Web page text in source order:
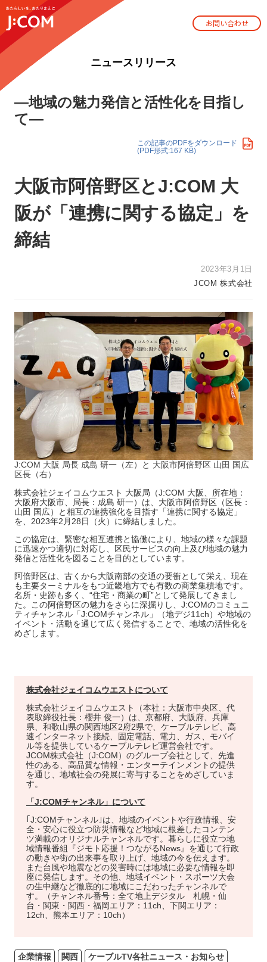
お問い合わせ
ニュースリリース
―地域の魅力発信と活性化を目指し
て―
この記事のPDFをダウンロード
(PDF形式:167 KB)
大阪市阿倍野区とJ:COM 大
阪が「連携に関する協定」を
締結
2023年3月1日
JCOM 株式会社
J:COM 大阪 局長 成島 研一（左）と 大阪市阿倍野区 山田 国広
区長（右）
株式会社ジェイコムウエスト 大阪局（J:COM 大阪、所在地：
大阪府大阪市、局長：成島 研一）は、大阪市阿倍野区（区長：
山田 国広）と相互の連携強化を目指す「連携に関する協定」
を、2023年2月28日（火）に締結しました。
この協定は、緊密な相互連携と協働により、地域の様々な課題
に迅速かつ適切に対応し、区民サービスの向上及び地域の魅力
発信と活性化を図ることを目的としています。
阿倍野区は、古くから大阪南部の交通の要衝として栄え、現在
も主要ターミナルをもつ近畿地方でも有数の商業集積地です。
名所・史跡も多く、“住宅・商業の町”として発展してきまし
た。この阿倍野区の魅力をさらに深掘りし、J:COMのコミュニ
ティチャンネル「J:COMチャンネル」（地デジ11ch）や地域の
イベント・活動を通じて広く発信することで、地域の活性化を
めざします。
株式会社ジェイコムウエストについて
株式会社ジェイコムウエスト（本社：大阪市中央区、代
表取締役社長：櫻井 俊一）は、京都府、大阪府、兵庫
県、和歌山県の関西地区2府2県で、ケーブルテレビ、高
速インターネット接続、固定電話、電力、ガス、モバイ
ル等を提供しているケーブルテレビ運営会社です。
JCOM株式会社（J:COM）のグループ会社として、先進
性のある、高品質な情報・エンターテインメントの提供
を通じ、地域社会の発展に寄与することをめざしていま
す。
「J:COMチャンネル」について
｢J:COMチャンネル｣は、地域のイベントや行政情報、安
全・安心に役立つ防災情報など地域に根差したコンテン
ツ満載のオリジナルチャンネルです。暮らしに役立つ地
域情報番組『ジモト応援！つながるNews』を通じて行政
の動きや街の出来事を取り上げ、地域の今を伝えます。
また台風や地震などの災害時には地域に必要な情報を即
座に発信します。その他、地域イベント・スポーツ大会
の生中継など徹底的に地域にこだわったチャンネルで
す。（チャンネル番号：全て地上デジタル 札幌・仙
台・関東・関西・福岡エリア：11ch、下関エリア：
12ch、熊本エリア：10ch）
企業情報 関西 ケーブルTV各社ニュース・お知らせ